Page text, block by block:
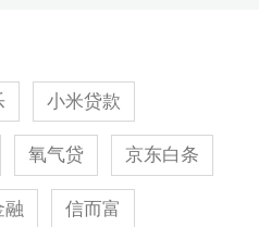
样
小米贷款
氧气贷 京东白条
融 信而富